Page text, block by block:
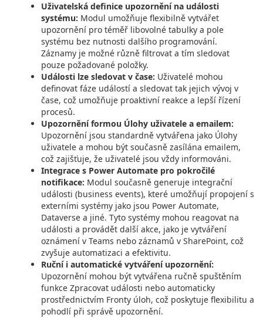
Uživatelská definice upozornění na události
systému: Modul umožňuje flexibilně vytvářet
upozornění pro téměř libovolné tabulky a pole
systému bez nutnosti dalšího programování.
Záznamy je možné různě filtrovat a tím sledovat
pouze požadované položky.
Události lze sledovat v čase: Uživatelé mohou
definovat fáze událostí a sledovat tak jejich vývoj v
čase, což umožňuje proaktivní reakce a lepší řízení
procesů.
Upozornění formou Úlohy uživatele a emailem:
Upozornění jsou standardně vytvářena jako Úlohy
uživatele a mohou být současně zasílána emailem,
což zajišťuje, že uživatelé jsou vždy informováni.
Integrace s Power Automate pro pokročilé
notifikace: Modul současně generuje integrační
události (business events), které umožňují propojení s
externími systémy jako jsou Power Automate,
Dataverse a jiné. Tyto systémy mohou reagovat na
události a provádět další akce, jako je vytváření
oznámení v Teams nebo záznamů v SharePoint, což
zvyšuje automatizaci a efektivitu.
Ruční i automatické vytváření upozornění:
Upozornění mohou být vytvářena ručně spuštěním
funkce Zpracovat události nebo automaticky
prostřednictvím Fronty úloh, což poskytuje flexibilitu a
pohodlí při správě upozornění.